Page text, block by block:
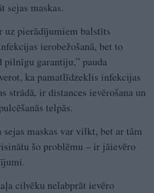
sejas maskas.
uz pierādījumiem balstīts
ierobežošanā, bet to
pilnīgu garantiju,” pauda
ka pamatlīdzeklis infekcijas
strādā, ir distances ievērošana un
telpās.
sejas maskas var vilkt, bet ar tām
šo problēmu – ir jāievēro
cilvēku nelabprāt ievēro